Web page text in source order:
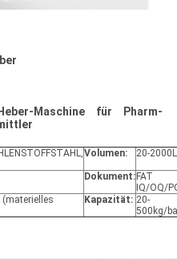
Maschine für Pharm-
Volumen: 20-2000L
Dokument: FAT
IQ/OQ/
(materielles
Kapazität: 20-
500kg/